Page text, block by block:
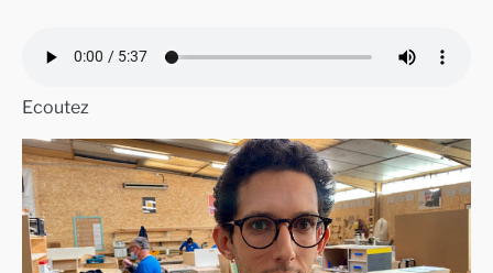
Ecoutez